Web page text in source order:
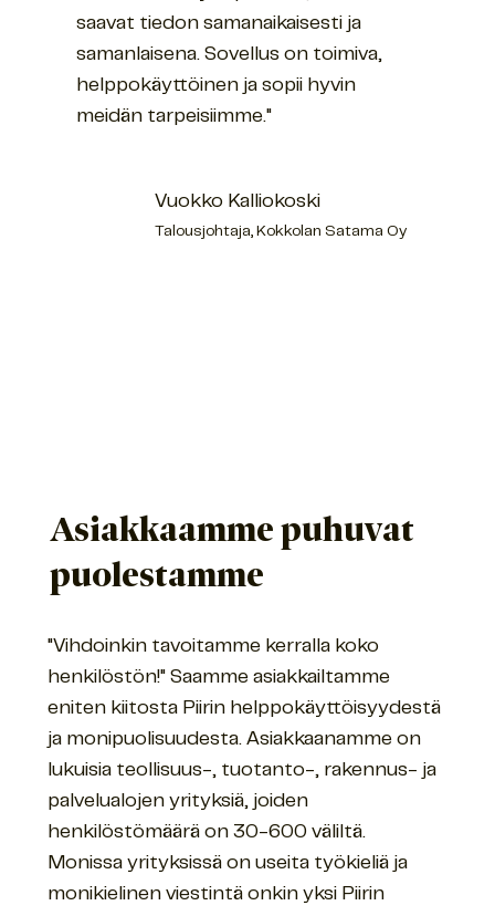
saavat tiedon samanaikaisesti ja
samanlaisena. Sovellus on toimiva,
helppokäyttöinen ja sopii hyvin
meidän tarpeisiimme."
Vuokko Kalliokoski
Talousjohtaja, Kokkolan Satama Oy
Asiakkaamme puhuvat
puolestamme
"Vihdoinkin tavoitamme kerralla koko
henkilöstön!" Saamme asiakkailtamme
eniten kiitosta Piirin helppokäyttöisyydestä
ja monipuolisuudesta. Asiakkaanamme on
lukuisia teollisuus-, tuotanto-, rakennus- ja
palvelualojen yrityksiä, joiden
henkilöstömäärä on 30-600 väliltä.
Monissa yrityksissä on useita työkieliä ja
monikielinen viestintä onkin yksi Piirin